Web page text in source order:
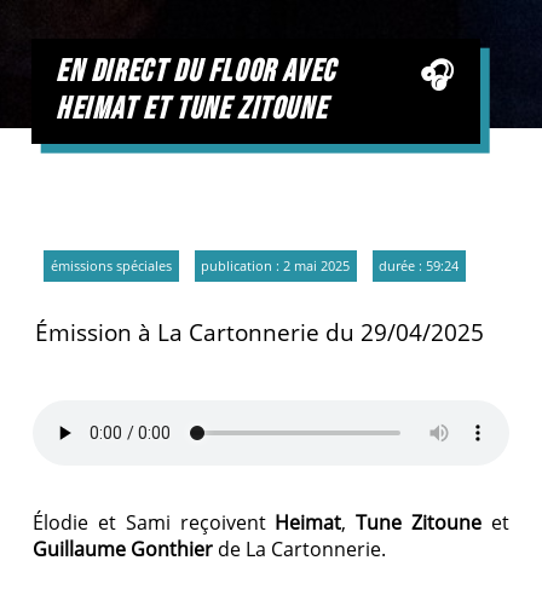
en direct du floor avec
heimat et tune zitoune
émissions spéciales publication : 2 mai 2025 durée : 59:24
Émission à La Cartonnerie du 29/04/2025
Élodie et Sami reçoivent Heimat,Tune Zitoune et
Guillaume Gonthier de La Cartonnerie.